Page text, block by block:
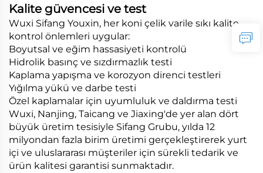
Kalite güvencesi ve test
Wuxi Sifang Youxin, her koni çelik varile sıkı kalite
kontrol önlemleri uygular:
Boyutsal ve eğim hassasiyeti kontrolü
Hidrolik basınç ve sızdırmazlık testi
Kaplama yapışma ve korozyon direnci testleri
Yığılma yükü ve darbe testi
Özel kaplamalar için uyumluluk ve daldırma testi
Wuxi, Nanjing, Taicang ve Jiaxing'de yer alan dört
büyük üretim tesisiyle Sifang Grubu, yılda 12
milyondan fazla birim üretimi gerçekleştirerek yurt
içi ve uluslararası müşteriler için sürekli tedarik ve
ürün kalitesi garantisi sunmaktadır.